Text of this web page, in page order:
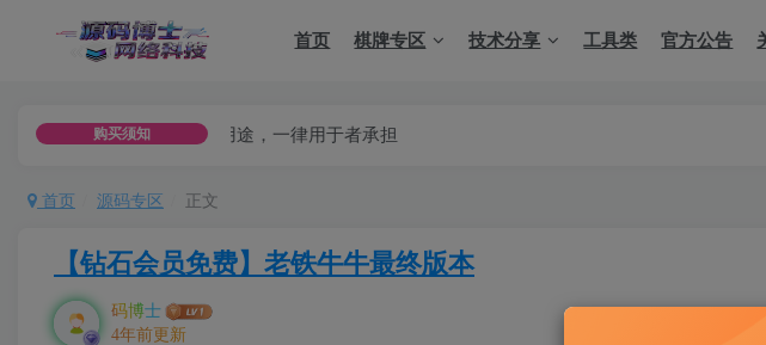
首页 棋牌专区 技术分享 工具类 官方公告
购买须知
，或者商业用途，一律用于者承担
首页 源码专区 正文
【钻石会员免费】老铁牛牛最终版本
码博士
4年前更新